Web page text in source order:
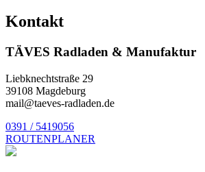
Kontakt
TÄVES Radladen & Manufaktur
Liebknechtstraße 29
39108 Magdeburg
mail@taeves-radladen.de
0391 / 5419056
ROUTENPLANER